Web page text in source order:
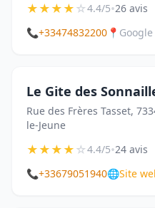
★★★★☆4.4/5•26 avis
📞+33474832200 📍
Le Gite des
Rue des Frères Tasset,
le-Jeune
★★★★☆4.4/5•24 avis
📞+33679051940🌐Site